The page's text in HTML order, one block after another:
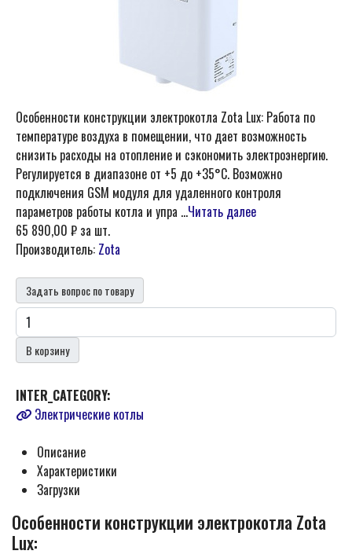
Особенности конструкции электрокотла Zota Lux: Работа по
температуре воздуха в помещении, что дает возможность
снизить расходы на отопление и сэкономить электроэнергию.
Регулируется в диапазоне от +5 до +35°С. Возможно
подключения GSM модуля для удаленного контроля
параметров работы котла и упра ...Читать далее
65 890,00 ₽ за шт.
Производитель: Zota
Задать вопрос по товару
В корзину
INTER_CATEGORY:
Электрические котлы
Описание
Характеристики
Загрузки
Особенности конструкции электрокотла Zota
Lux: